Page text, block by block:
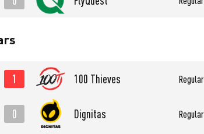
1 100 Thieves Regular
0 Dignitas Regular